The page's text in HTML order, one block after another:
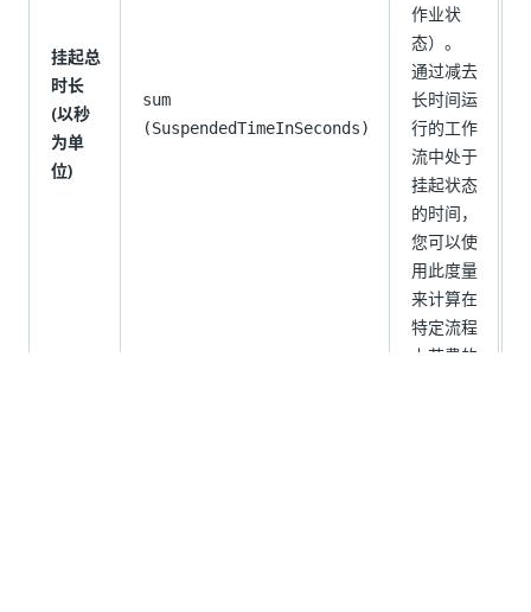
挂起总
时长
(以秒
为单
位)
sum
(SuspendedTimeInSeconds)
作业状
态）。
通过减去
长时间运
行的工作
流中处于
挂起状态
的时间，
您可以使
用此度量
来计算在
特定流程
上花费的